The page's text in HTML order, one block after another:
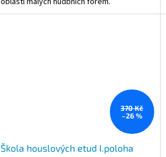
370 Kč
–26 %
Škola houslových etud I.poloha